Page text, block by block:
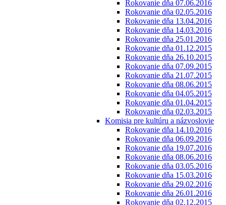
Rokovanie dňa 07.06.2016
Rokovanie dňa 02.05.2016
Rokovanie dňa 13.04.2016
Rokovanie dňa 14.03.2016
Rokovanie dňa 25.01.2016
Rokovanie dňa 01.12.2015
Rokovanie dňa 26.10.2015
Rokovanie dňa 07.09.2015
Rokovanie dňa 21.07.2015
Rokovanie dňa 08.06.2015
Rokovanie dňa 04.05.2015
Rokovanie dňa 01.04.2015
Rokovanie dňa 02.03.2015
Komisia pre kultúru a názvoslovie
Rokovanie dňa 14.10.2016
Rokovanie dňa 06.09.2016
Rokovanie dňa 19.07.2016
Rokovanie dňa 08.06.2016
Rokovanie dňa 03.05.2016
Rokovanie dňa 15.03.2016
Rokovanie dňa 29.02.2016
Rokovanie dňa 26.01.2016
Rokovanie dňa 02.12.2015